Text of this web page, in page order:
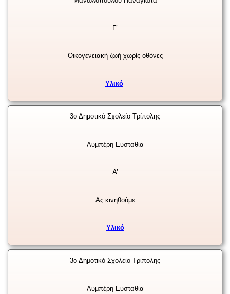
Γ’
Οικογενειακή ζωή χωρίς οθόνες
Υλικό
3ο Δημοτικό Σχολείο Τρίπολης
Λυμπέρη Ευσταθία
Α’
Ας κινηθούμε
Υλικό
3ο Δημοτικό Σχολείο Τρίπολης
Λυμπέρη Ευσταθία